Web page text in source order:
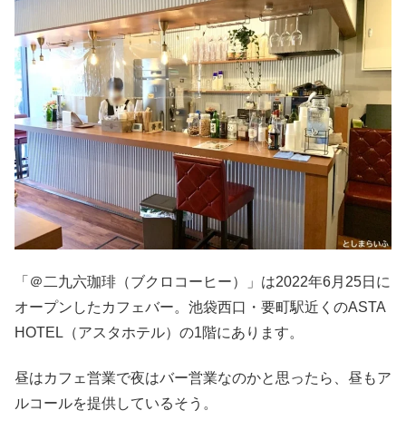
「＠二九六珈琲（ブクロコーヒー）」は2022年6月25日に
オープンしたカフェバー。池袋西口・要町駅近くのASTA
HOTEL（アスタホテル）の1階にあります。
昼はカフェ営業で夜はバー営業なのかと思ったら、昼もア
ルコールを提供しているそう。